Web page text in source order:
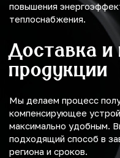
повышения
теплоснабжения.
Доставка и
продукции
Мы делаем процесс
компенсирующее
максимально удобным.
подходящий способ в
региона и сроков.